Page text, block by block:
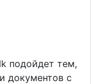
подойдет тем,
документов с